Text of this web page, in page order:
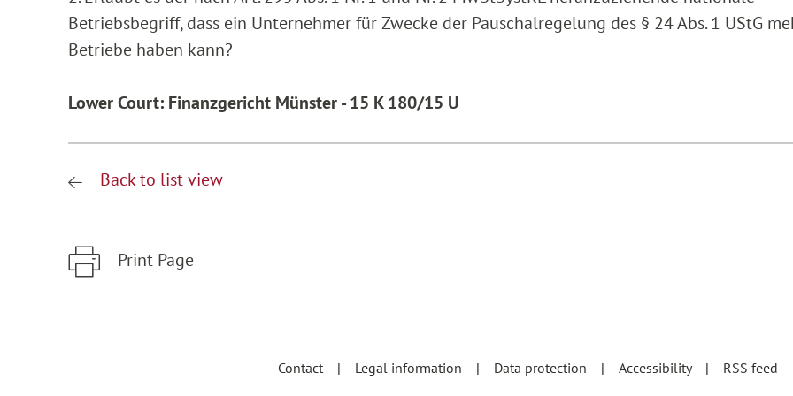
Betriebsbegriff, dass ein Unternehmer für Zwecke der Pauschalregelung des § 24 Abs. 1 UStG
Betriebe haben kann?
Lower Court: Finanzgericht Münster - 15 K 180/15 U
Back to list view
Print Page
Contact Legal information Data protection Accessibility RSS feed